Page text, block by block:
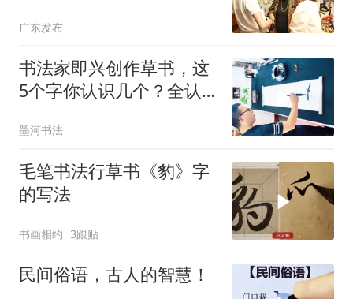
广东发布
书法家即兴创作草书，这
5个字你认识几个？全认
墨河书法
毛笔书法行草书《豹》字
的写法
书画相约 3跟贴
民间俗语，古人的智慧！